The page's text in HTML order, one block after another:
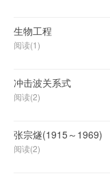
生物工程
阅读(1)
冲击波关系式
阅读(2)
张宗燧(1915～1969)
阅读(2)